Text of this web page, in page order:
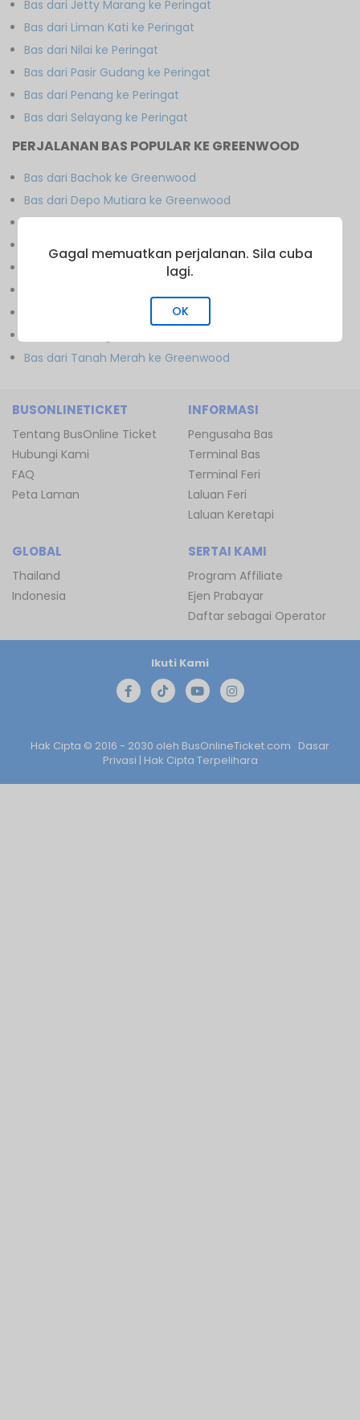
Bas dari Jetty Marang ke Peringat
Bas dari Liman Kati ke Peringat
Bas dari Nilai ke Peringat
Bas dari Pasir Gudang ke Peringat
Bas dari Penang ke Peringat
Bas dari Selayang ke Peringat
PERJALANAN BAS POPULAR KE GREENWOOD
Bas dari Bachok ke Greenwood
Bas dari Depo Mutiara ke Greenwood
Bas dari Gua Musang ke Greenwood
Bas dari Gunung ke Greenwood
Bas dari Jerteh ke Greenwood
Bas dari Pasir Tumboh ke Greenwood
Bas dari Tanah Merah ke Greenwood
BUSONLINETICKET
Tentang BusOnline Ticket
Hubungi Kami
FAQ
Peta Laman
INFORMASI
Pengusaha Bas
Terminal Bas
Terminal Feri
Laluan Feri
Laluan Keretapi
GLOBAL
Thailand
Indonesia
SERTAI KAMI
Program Affiliate
Ejen Prabayar
Daftar sebagai Operator
Hak Cipta © 2016 - 2030 oleh BusOnlineTicket.com Dasar
Privasi | Hak Cipta Terpelihara
Ikuti Kami
Gagal memuatkan perjalanan. Sila cuba
lagi.
OK